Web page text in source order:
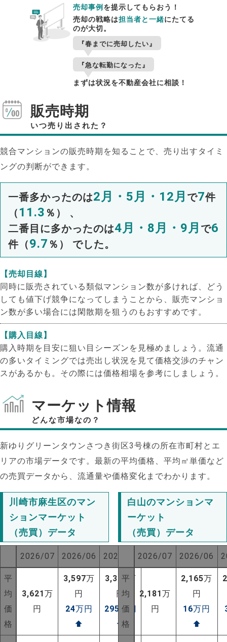
NEW!
売却事例を提示してもらおう！
売却の戦略は担当者と一緒にたてる
のが大切。
『春までに売却したい』
『急な転勤になった』
まずは状況を不動産会社に相談！
販売時期
いつ売り出された？
競合マンションの販売時期を知ることで、売り出すタイミ
ングの判断ができます。
一番多かったのは2月・5月・12月 で7件
（ 11.3 ％） 、
二番目に多かったのは4月・8月・9月 で6
件（9.7 ％） でした。
【売却目線】
同時に販売されている類似マンション数が多ければ、どう
しても値下げ競争になってしまうことから、販売マンショ
ン数が多い場合には閑散期を狙うのもおすすめです。
【購入目線】
購入時期を目安に狙い目シーズンを見極めましょう。流通
の多いタイミングでは売出し状況を見て価格交渉のチャン
スがあるかも。その際には価格相場を参考にしましょう。
マーケット情報
どんな市場なの？
新ゆりグリーンタウンさつき街区3号棟の所在市町村とエ
リアの市場データです。最新の平均価格、平均㎡単価など
の売買データから、流通量や価格変化までわかります。
川崎市麻生区のマン
ションマーケット
（売買）データ
2026/07 2026/06 2025/07
平
均
価
格
3,621万
円
3,597万
円
24万円
⬆
3,326万
円
295 万円
⬆
白山のマンションマ
ーケット
（売買）データ
2026/07 2026/06
平
均
価
格
2,181万
円
2,165万
円
16万円
⬆